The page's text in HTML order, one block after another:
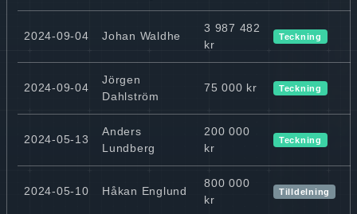
2024-09-04 Johan Waldhe
3 987 482
kr
Teckning
2024-09-04
Jörgen
Dahlström
75 000 kr Teckning
2024-05-13
Anders
Lundberg
200 000
kr
Teckning
2024-05-10 Håkan Englund
800 000
kr
Tilldelning